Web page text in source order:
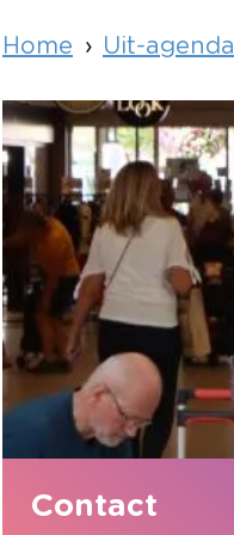
Home Uit-agenda
Contact